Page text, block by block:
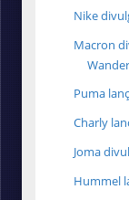
Nike
Macron
Puma
Charly
Joma
Hummel